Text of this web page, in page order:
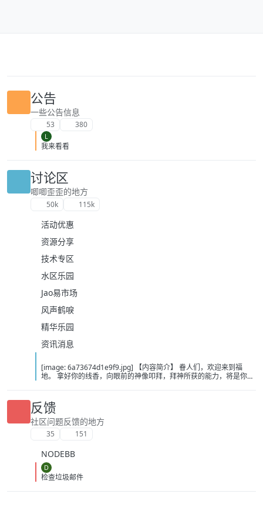
公告
一些公告信息
53 380
L
我来看看
讨论区
唧唧歪歪的地方
50k 115k
活动优惠
资源分享
技术专区
水区乐园
Jao易市场
风声鹤唳
精华乐园
资讯消息
[image: 6a73674d1e9f9.jpg] 【内容简介】 眷人们，欢迎来到福
地。 拿好你的线香，向眼前的神像叩拜，拜神所获的能力，将是你们
悲剧轮回…… 【作者简介】 作者：幻梦猎人，起点中文网作者，代表
作品：《灾厄收容所》《诡异分解指南》《天灾疯人院》《基因收容
所》等 【下载地址】 百度：
https://pan.baidu.com/s/1CTpsB1_Ju5NwzAhO0MvwZQ?pwd=9a1v
夸克：https://pan.quark.cn/s/ffe07719ebb3?pwd=aUYh 移动：
反馈
社区问题反馈的地方
35 151
NODEBB
D
检查垃圾邮件